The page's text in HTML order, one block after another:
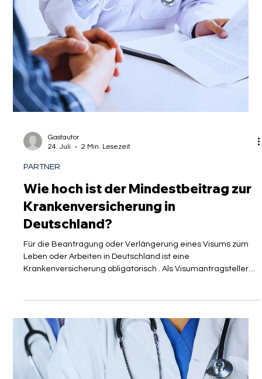
24. Juli
PARTNER
Wie hoch ist der Mindestbeitrag zur
Krankenversicherung in
Deutschland?
Für die Beantragung oder Verlängerung eines Visums zum
Leben oder Arbeiten in Deutschland ist eine
ein geringes oder gar kein Einkommen verfügen.
Missverständnisse bezüglich der Krankenversicherung für
Expats gehören zu den häufigsten Gründen für
Verzögerungen und Ablehnungen von Visaanträgen. Ob Sie
als Ex